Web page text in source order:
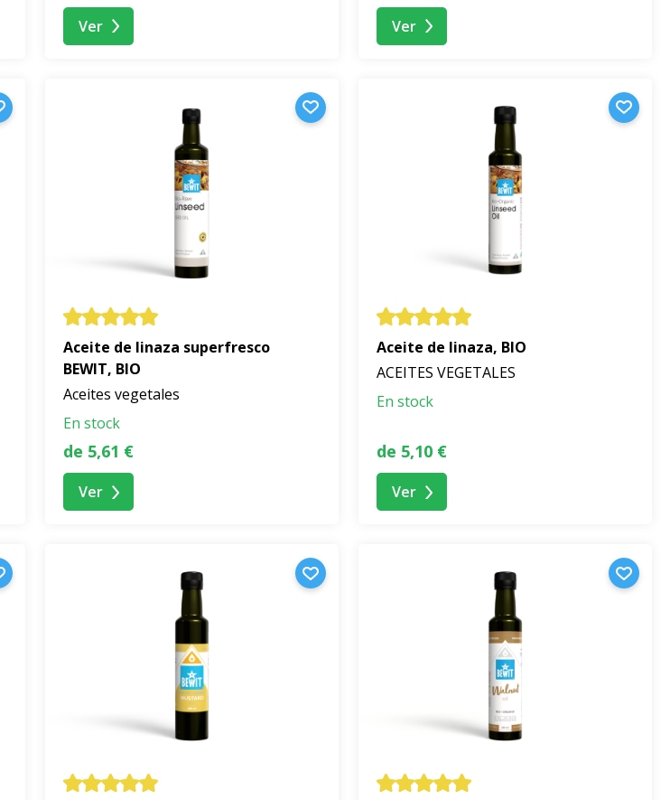
Ver Ver
Aceite de linaza superfresco
BEWIT, BIO
Aceites vegetales
En stock
de 5,61 €
Ver
Aceite de linaza, BIO
ACEITES VEGETALES
En stock
de 5,10 €
Ver